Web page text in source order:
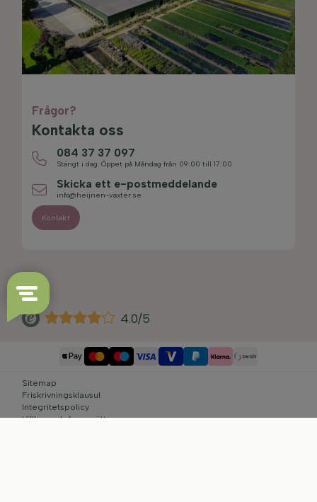
Frågor?
Kontakta oss
084 37 37 097
Stängt i dag. Öppet på Måndag från 09:00 till 17:00
Skicka ett e-postmeddelande
info@heijnen-vaxter.se
Kontakt
4.0/5
Sitemap
Friskrivningsklausul
Integritetspolicy
Villkor och ångerrätt